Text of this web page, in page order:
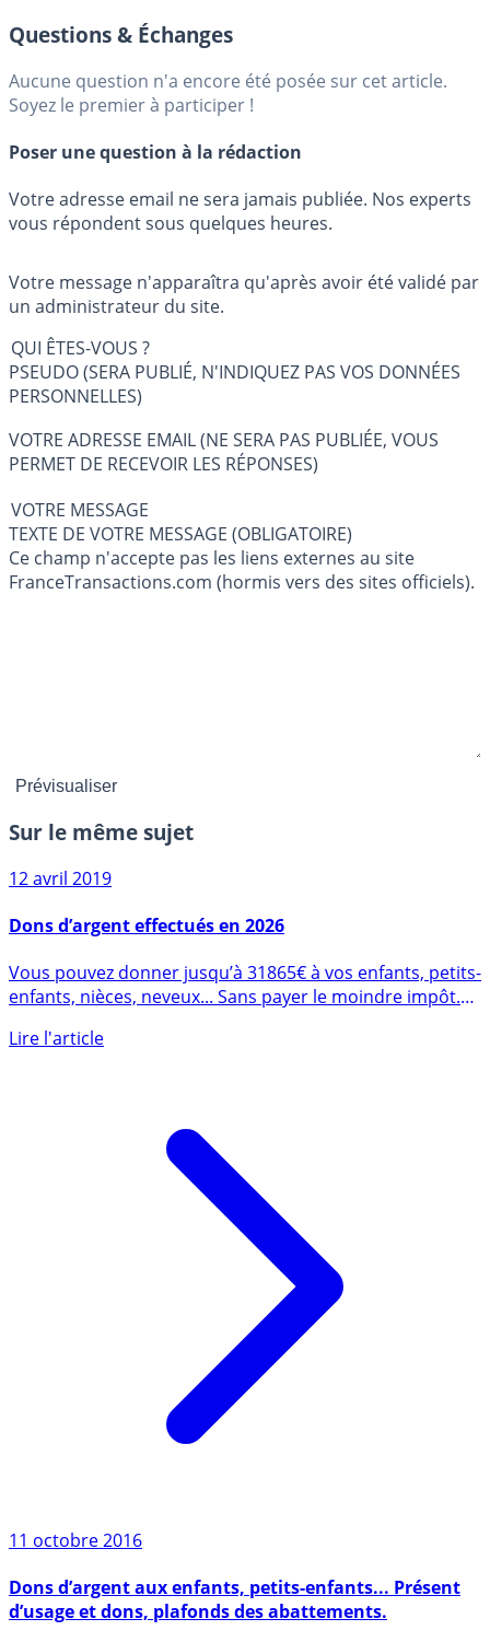
Questions & Échanges
Aucune question n'a encore été posée sur cet article.
Soyez le premier à participer !
Poser une question à la rédaction
Votre adresse email ne sera jamais publiée. Nos experts
vous répondent sous quelques heures.
Votre message n'apparaîtra qu'après avoir été validé par
un administrateur du site.
QUI ÊTES-VOUS ?
PSEUDO (SERA PUBLIÉ, N'INDIQUEZ PAS VOS DONNÉES
PERSONNELLES)
VOTRE ADRESSE EMAIL (NE SERA PAS PUBLIÉE, VOUS
PERMET DE RECEVOIR LES RÉPONSES)
VOTRE MESSAGE
TEXTE DE VOTRE MESSAGE (OBLIGATOIRE)
Ce champ n'accepte pas les liens externes au site
FranceTransactions.com (hormis vers des sites officiels).
Sur le même sujet
12 avril 2019
Dons d’argent effectués en 2026
enfants, nièces, neveux... Sans payer le moindre impôt.
11 octobre 2016